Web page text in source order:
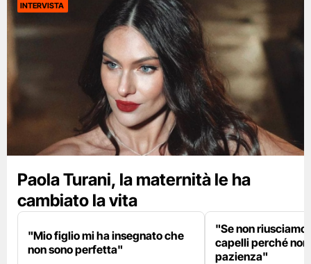
INTERVISTA
Paola Turani, la maternità le ha
cambiato la vita
"Mio figlio mi ha insegnato che
non sono perfetta"
"Se non riusciamo
capelli perché
pazienza"